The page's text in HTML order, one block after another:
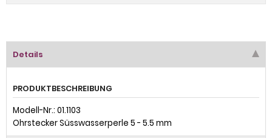
Details
PRODUKTBESCHREIBUNG
Modell-Nr.: 01.1103
Ohrstecker Süsswasserperle 5 - 5.5 mm